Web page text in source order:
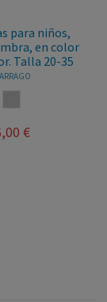
para niños,
en color
Talla 20-35
€